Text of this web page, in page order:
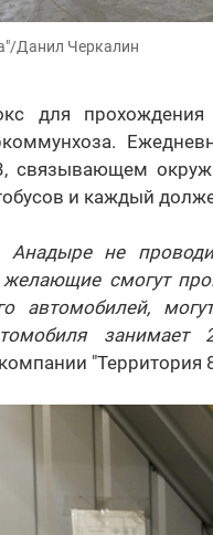
Данил Черкалин
для прохождения
связывающем
и каждый
Анадыре не
смогут
автомобилей,
"Территория